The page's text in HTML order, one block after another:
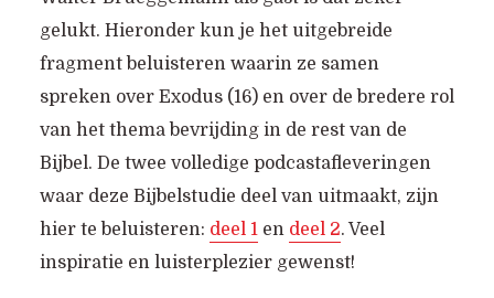
gelukt. Hieronder kun je het uitgebreide
fragment beluisteren waarin ze samen
spreken over Exodus (16) en over de bredere rol
van het thema bevrijding in de rest van de
Bijbel. De twee volledige podcastafleveringen
waar deze Bijbelstudie deel van uitmaakt, zijn
hier te beluisteren: deel 1en deel 2. Veel
inspiratie en luisterplezier gewenst!